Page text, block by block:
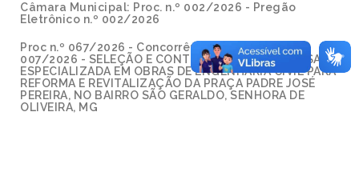
Câmara Municipal: Proc. n.º 002/2026 - Pregão
Eletrônico n.º 002/2026
Proc n.º 067/2026 - Concorrência Eletrônica n.º
007/2026 - SELEÇÃO E CONTRATAÇÃO DE EMPRESA
ESPECIALIZADA EM OBRAS DE ENGENHARIA CIVIL PARA
REFORMA E REVITALIZAÇÃO DA PRAÇA PADRE JOSÉ
PEREIRA, NO BAIRRO SÃO GERALDO, SENHORA DE
OLIVEIRA, MG